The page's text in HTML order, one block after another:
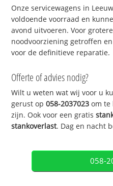
Onze servicewagens in
voldoende voorraad en
avond uitvoeren. Voor
noodvoorziening getroffen
voor de definitieve reparatie.
Offerte of advies nodig?
Wilt u weten wat wij voor u
gerust op058-2037023 om te
zijn. Ook voor een gratis
stankoverlast. Dag en nacht
058-